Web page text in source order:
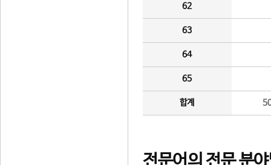
62
63
64
65
합계
전문어의 전문 분